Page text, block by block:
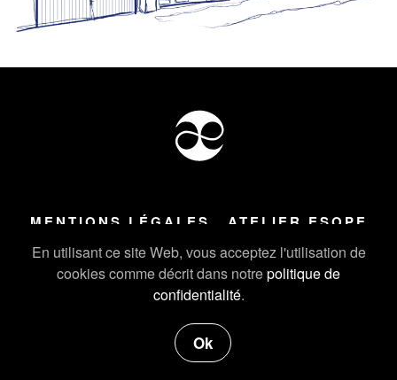
En utilisant ce site Web, vous acceptez l'utilisation de
cookies comme décrit dans notrepolitique de
confidentialité.
Ok
MENTIONS LÉGALES ATELIER ESOPE